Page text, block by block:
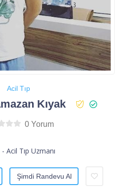
Acil Tıp
Kıyak
0 Yorum
Acil Tıp Uzmanı
Şimdi Randevu Al